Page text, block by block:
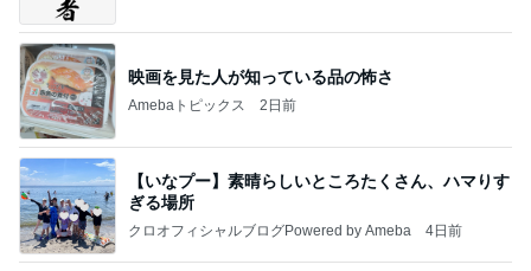
映画を見た人が知っている品の怖さ
Amebaトピックス 2日前
【いなプー】素晴らしいところたくさん、ハマりす
ぎる場所
クロオフィシャルブログPowered by Ameba 4日前